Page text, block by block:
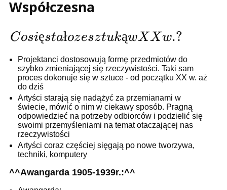
Współczesna
Co się
stało
ze
sztuką
w
XXw.?
CosięstałozesztukąwXXw.?
Projektanci dostosowują for­mę przedmiotów do
szybko zmieniającej się rzeczywistości. Taki sam
proces dokonuje się w sztuce - od początku XX w. aż
do dziś
Artyści starają się nadążyć za przemianami w
świecie, mówić o nim w ciekawy sposób. Pragną
odpowiedzieć na potrzeby odbiorców i podzielić się
swoimi przemyśleniami na temat otaczającej nas
rzeczywistości
Artyści coraz częściej sięgają po nowe tworzywa,
techniki, komputery
^^Awangarda 1905-1939r.:^^